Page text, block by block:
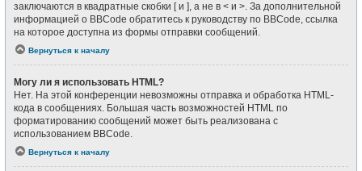
заключаются в квадратные скобки [ и ], а не в < и >. За дополнительной
информацией о BBCode обратитесь к руководству по BBCode, ссылка
на которое доступна из формы отправки сообщений.
Вернуться к началу
Могу ли я использовать HTML?
Нет. На этой конференции невозможны отправка и обработка HTML-
кода в сообщениях. Большая часть возможностей HTML по
форматированию сообщений может быть реализована с
использованием BBCode.
Вернуться к началу